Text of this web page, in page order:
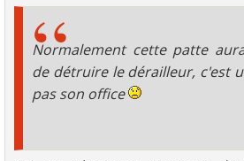
Normalement cette patte
de détruire le dérailleur, c'est
pas son office